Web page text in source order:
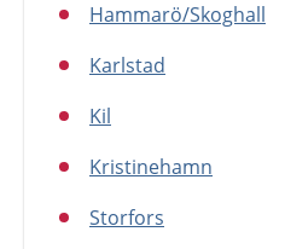
Hammarö/Skoghall
Karlstad
Kil
Kristinehamn
Storfors